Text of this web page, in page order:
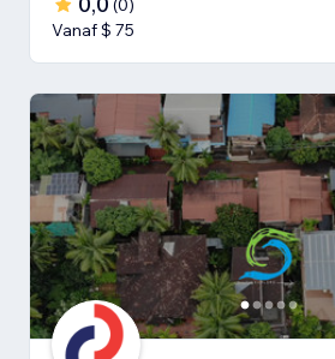
(0)
Vanaf $ 75